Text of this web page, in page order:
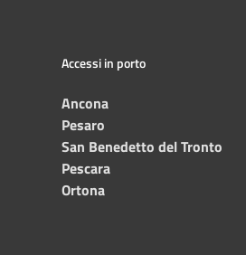
Accessi in porto
Ancona
Pesaro
San Benedetto del Tronto
Pescara
Ortona